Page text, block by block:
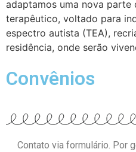
adaptamos uma nova parte
terapêutico, voltado para
espectro autista (TEA),
residência, onde serão
Convênios
Contato via formulário. Por